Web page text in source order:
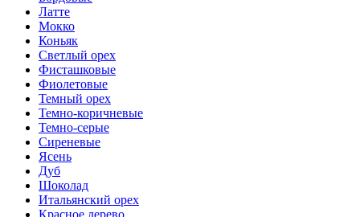
Латте
Мокко
Коньяк
Светлый орех
Фисташковые
Фиолетовые
Темный орех
Темно-коричневые
Темно-серые
Сиреневые
Ясень
Дуб
Шоколад
Итальянский орех
Красное дерево